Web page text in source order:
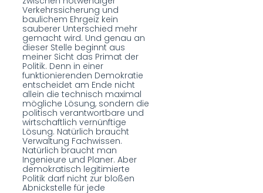
Verkehrssicherung und
baulichem Ehrgeiz kein
sauberer Unterschied mehr
gemacht wird. Und genau an
dieser Stelle beginnt aus
meiner Sicht das Primat der
Politik. Denn in einer
funktionierenden Demokratie
entscheidet am Ende nicht
allein die technisch maximal
mögliche Lösung, sondern die
politisch verantwortbare und
wirtschaftlich vernünftige
Lösung. Natürlich braucht
Verwaltung Fachwissen.
Natürlich braucht man
Ingenieure und Planer. Aber
demokratisch legitimierte
Politik darf nicht zur bloßen
Abnickstelle für jede